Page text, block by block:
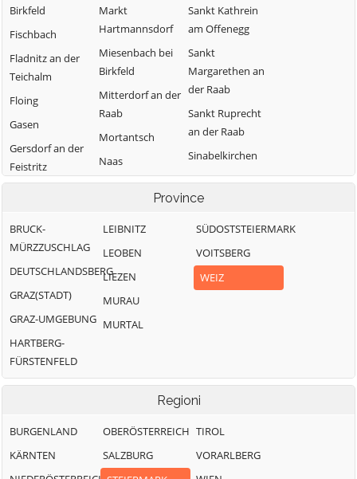
Birkfeld
Fischbach
Fladnitz an der
Teichalm
Floing
Gasen
Gersdorf an der
Feistritz
Stenzengreith
der Raab
Markt
Hartmannsdorf
Miesenbach bei
Birkfeld
Mitterdorf an der
Raab
Mortantsch
Naas
Passail
am Kulm
Puch bei Weiz
Ratten
Sankt Kathrein
am Offenegg
Sankt
Margarethen an
der Raab
Sankt Ruprecht
an der Raab
Sinabelkirchen
Strallegg
Thannhausen
Weiz
Province
BRUCK-
MÜRZZUSCHLAG
DEUTSCHLANDSBERG
GRAZ(STADT)
GRAZ-UMGEBUNG
HARTBERG-
FÜRSTENFELD
LEIBNITZ
LEOBEN
LIEZEN
MURAU
MURTAL
SÜDOSTSTEIERMARK
VOITSBERG
WEIZ
Regioni
BURGENLAND
KÄRNTEN
OBERÖSTERREICH
SALZBURG
TIROL
VORARLBERG